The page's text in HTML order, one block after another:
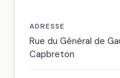
ADRESSE
Rue du Général de
Capbreton